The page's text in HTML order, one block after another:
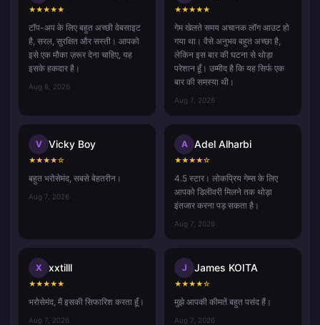
★★★★★
टॉप-अप के लिए बहुत अच्छी वेबसाइट
है, सरल, सुरक्षित और सस्ती। आपको
इसे एक मौका ज़रूर देना चाहिए, यह
इसके हकदार है।
Aug 8, 2026
★★★★★
गेम खेलते समय अचानक लॉग आउट हो
गया था। वैसे अनुभव बहुत अच्छा है,
लेकिन इस बार की घटना से थोड़ा
परेशान हूँ। उम्मीद है कि यह सिर्फ एक
बार की समस्या थी।
Aug 7, 2026
V Vicky Boy
★★★★☆
बहुत भरोसेमंद, सबसे बेहतरीन।
Aug 7, 2026
A Adel Alharbi
★★★★☆
4.5 स्टार। लोकप्रिय गेम्स के लिए
आपको डिलीवरी मिलने तक थोड़ा
इंतजार करना पड़ सकता है।
Aug 7, 2026
X xxtilll
★★★★★
भरोसेमंद, मैं इसकी सिफारिश करता हूँ।
Aug 7, 2026
J James KOITA
★★★★☆
मुझे आपकी कीमतें बहुत पसंद हैं।
Aug 7, 2026